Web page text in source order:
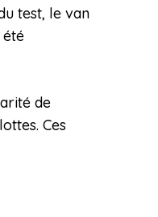
test, le van
de
Ces